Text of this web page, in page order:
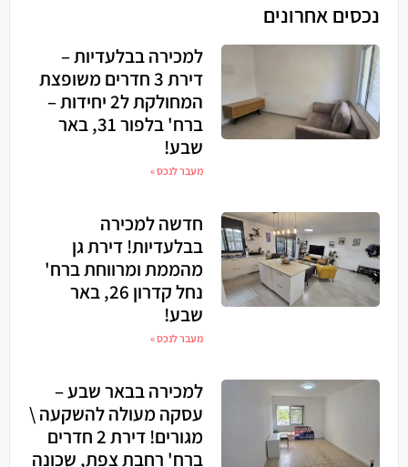
נכסים אחרונים
למכירה בבלעדיות –
דירת 3 חדרים משופצת
המחולקת ל2 יחידות –
ברח' בלפור 31, באר
שבע!
מעבר לנכס »
חדשה למכירה
בבלעדיות! דירת גן
מהממת ומרווחת ברח'
נחל קדרון 26, באר
שבע!
מעבר לנכס »
למכירה בבאר שבע –
עסקה מעולה להשקעה \
מגורים! דירת 2 חדרים
ברח' רחבת צפת, שכונה